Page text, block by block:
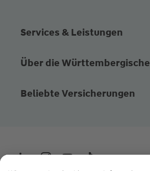
Services & Leistungen
Über die Württembergische
Beliebte Versicherungen